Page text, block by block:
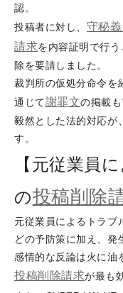
認。
投稿者に対し、 守秘
請求を内容証明で行
除を要請しました。
裁判所の仮処分命令を
通じて謝罪文の掲載も
毅然とした法的対応が
す。
【元従業員
の投稿削除
元従業員によるトラブ
どの予防策に加え、発
感情的な反論は火に油
投稿削除請求が最も